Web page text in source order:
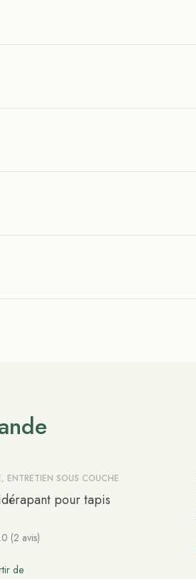
ENTRETIEN SOUS COUCHE
pour tapis
(2 avis)
de